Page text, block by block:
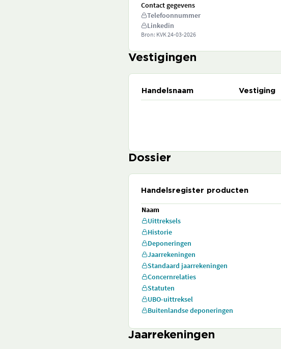
Contact gegevens
Telefoonnummer
Linkedin
Bron: KVK24-03-2026
Vestigingen
Handelsnaam Vestiging
Dossier
Handelsregister producten
Naam
Uittreksels
Historie
Deponeringen
Jaarrekeningen
Standaard jaarrekeningen
Concernrelaties
Statuten
UBO-uittreksel
Buitenlandse deponeringen
Jaarrekeningen